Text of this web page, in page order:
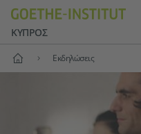
ΚΎΠΡΟΣ
Αρχική
Εκδηλώσεις